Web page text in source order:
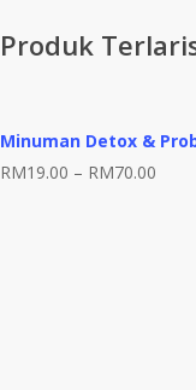
Produk
Minuman Detox &
RM19.00 – RM70.00